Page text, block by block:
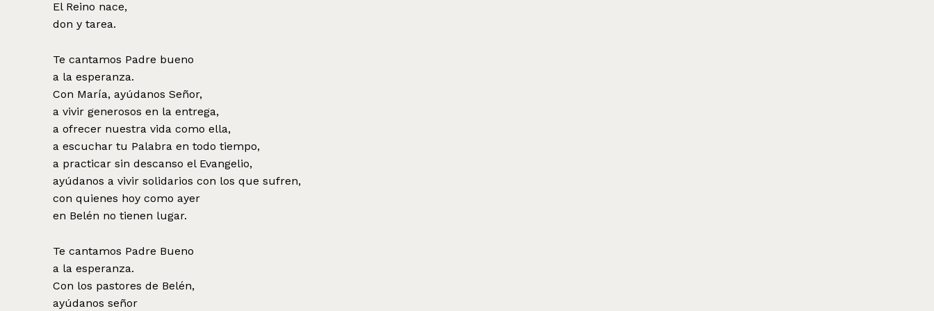
El Reino nace,
don y tarea.
Te cantamos Padre bueno
a la esperanza.
Con María, ayúdanos Señor,
a vivir generosos en la entrega,
a ofrecer nuestra vida como ella,
a escuchar tu Palabra en todo tiempo,
a practicar sin descanso el Evangelio,
ayúdanos a vivir solidarios con los que sufren,
con quienes hoy como ayer
en Belén no tienen lugar.
Te cantamos Padre Bueno
a la esperanza.
Con los pastores de Belén,
ayúdanos señor